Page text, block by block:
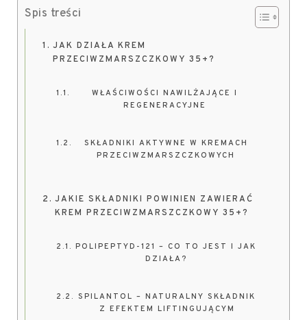
Spis treści
JAK DZIAŁA KREM
PRZECIWZMARSZCZKOWY 35+?
WŁAŚCIWOŚCI NAWILŻAJĄCE I
REGENERACYJNE
SKŁADNIKI AKTYWNE W KREMACH
PRZECIWZMARSZCZKOWYCH
JAKIE SKŁADNIKI POWINIEN ZAWIERAĆ
KREM PRZECIWZMARSZCZKOWY 35+?
POLIPEPTYD-121 – CO TO JEST I JAK
DZIAŁA?
SPILANTOL – NATURALNY SKŁADNIK
Z EFEKTEM LIFTINGUJĄCYM